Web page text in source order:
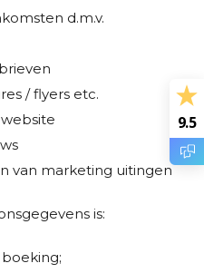
d.m.v.
/ flyers etc.
van marketing uitingen
is:
9.5